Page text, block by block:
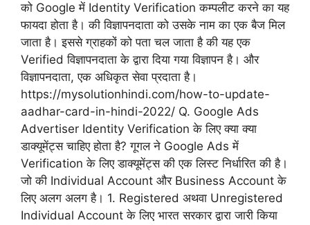
को Google में Identity Verification कम्पलीट करने का यह
फायदा होता है। की विज्ञापनदाता को उसके नाम का एक बैज मिल
जाता है। इससे ग्राहकों को पता चल जाता है की यह एक
Verified विज्ञापनदाता के द्वारा दिया गया विज्ञापन है। और
विज्ञापनदाता, एक अधिकृत सेवा प्रदाता है।
https://mysolutionhindi.com/how-to-update-
aadhar-card-in-hindi-2022/ Q. Google Ads
Advertiser Identity Verification के लिए क्या क्या
डाक्यूमेंट्स चाहिए होता है? गूगल ने Google Ads में
Verification के लिए डाक्यूमेंट्स की एक लिस्ट निर्धारित की है।
जो की Individual Account और Business Account के
लिए अलग अलग है। 1. Registered अथवा Unregistered
Individual Account के लिए भारत सरकार द्वारा जारी किया